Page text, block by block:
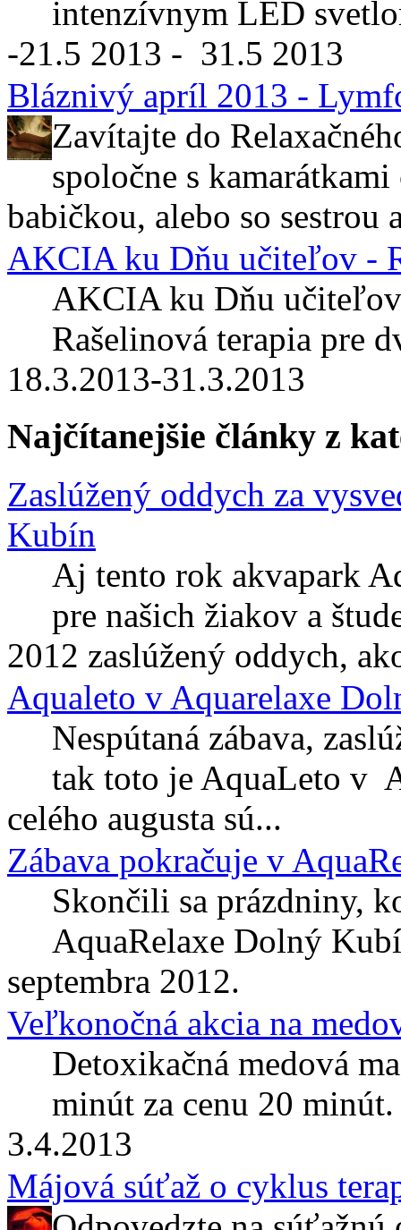
intenzívnym LED
-21.5 2013 - 31.5 2013
Bláznivý apríl 2013 -
Zavítajte do
spoločne s
babičkou, alebo so sestrou
AKCIA ku Dňu učiteľov -
AKCIA ku Dňu
Rašelinová terapia pre
18.3.2013-31.3.2013
Najčítanejšie články z
Zaslúžený oddych za
Kubín
Aj tento rok akvapark
pre našich žiakov a
2012 zaslúžený oddych,
Aqualeto v Aquarelaxe
Nespútaná zábava,
tak toto je AquaLeto v
celého augusta sú...
Zábava pokračuje v
Skončili sa prázdniny,
AquaRelaxe Dolný
septembra 2012.
Veľkonočná akcia na
Detoxikačná medová
minút za cenu 20
3.4.2013
Májová súťaž o cyklus